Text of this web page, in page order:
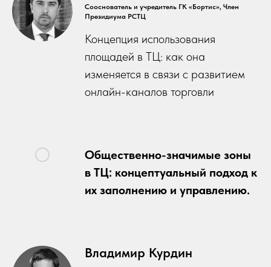
Сооснователь и учредитель ГК «Бортис», Член
Президиума РСТЦ
Концепция использования
площадей в ТЦ: как она
изменяется в связи с развитием
онлайн-каналов торговли
Общественно-значимые зоны
в ТЦ: концептуальный подход к
их заполнению и управлению.
Владимир Курдин